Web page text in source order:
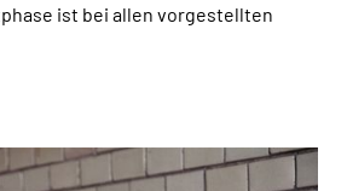
ist bei allen vorgestellten